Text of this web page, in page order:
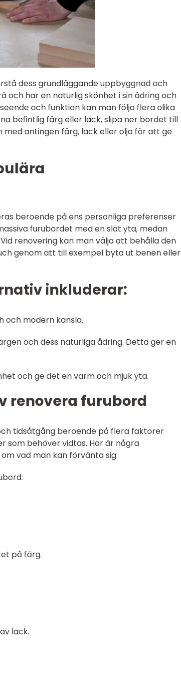
dess grundläggande uppbyggnad och
och har en naturlig skönhet i sin ådring och
och funktion kan man följa flera olika
befintlig färg eller lack, slipa ner bordet till
antingen färg, lack eller olja för att ge
beroende på ens personliga preferenser
furubordet med en slät yta, medan
renovering kan man välja att behålla den
genom att till exempel byta ut benen eller
inkluderar:
och modern känsla.
och dess naturliga ådring. Detta ger en
och ge det en varm och mjuk yta.
renovera furubord
tidsåtgång beroende på flera faktorer
som behöver vidtas. Här är några
vad man kan förvänta sig:
på färg.
lack.